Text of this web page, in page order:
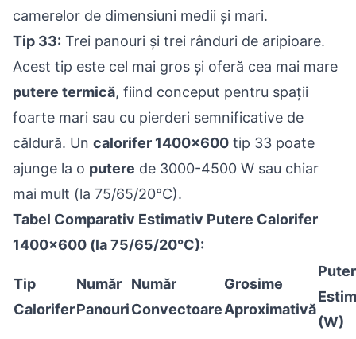
camerelor de dimensiuni medii și mari.
Tip 33: Trei panouri și trei rânduri de aripioare.
Acest tip este cel mai gros și oferă cea mai mare
putere termică, fiind conceput pentru spații
foarte mari sau cu pierderi semnificative de
căldură. Un calorifer 1400x600 tip 33 poate
ajunge la o putere de 3000-4500 W sau chiar
mai mult (la 75/65/20°C).
Tabel Comparativ Estimativ Putere Calorifer
1400x600 (la 75/65/20°C):
Tip
Calorifer
Număr
Panouri
Număr
Convectoare
Grosime
Aproximativă
(W)